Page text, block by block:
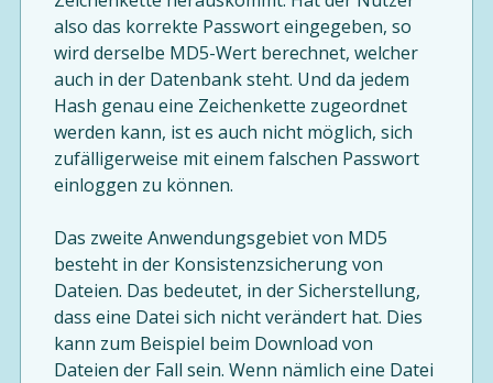
also das korrekte Passwort eingegeben, so
wird derselbe MD5-Wert berechnet, welcher
auch in der Datenbank steht. Und da jedem
Hash genau eine Zeichenkette zugeordnet
werden kann, ist es auch nicht möglich, sich
zufälligerweise mit einem falschen Passwort
einloggen zu können.
Das zweite Anwendungsgebiet von MD5
besteht in der Konsistenzsicherung von
Dateien. Das bedeutet, in der Sicherstellung,
dass eine Datei sich nicht verändert hat. Dies
kann zum Beispiel beim Download von
Dateien der Fall sein. Wenn nämlich eine Datei